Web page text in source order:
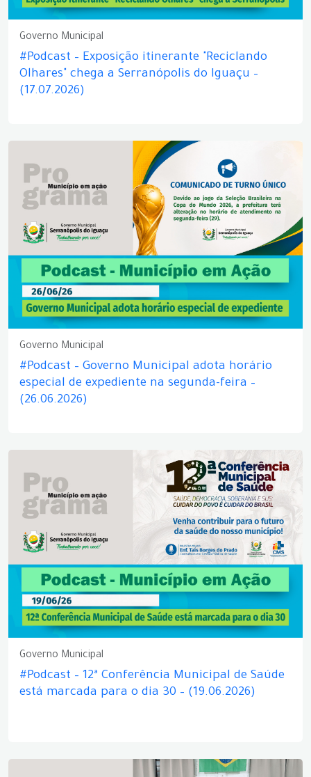
Governo Municipal
#Podcast – Exposição itinerante "Reciclando
Olhares" chega a Serranópolis do Iguaçu –
(17.07.2026)
Governo Municipal
#Podcast – Governo Municipal adota horário
especial de expediente na segunda-feira –
(26.06.2026)
Governo Municipal
#Podcast – 12ª Conferência Municipal de Saúde
está marcada para o dia 30 – (19.06.2026)